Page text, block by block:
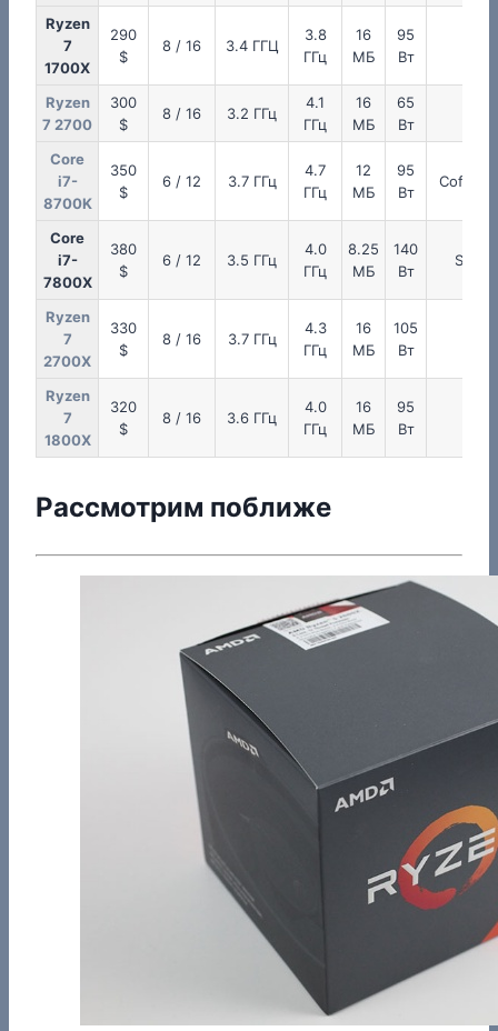
Ryzen
7
1700X
290
$
8 / 16 3.4 ГГЦ
3.8
ГГц
16
МБ
95
Вт
Ryzen
7 2700
300
$
8 / 16 3.2 ГГц
4.1
ГГц
16
МБ
65
Вт
Core
i7-
8700K
350
$
6 / 12 3.7 ГГц
4.7
ГГц
12
МБ
95
Вт
Coffee
Core
i7-
7800X
380
$
6 / 12 3.5 ГГц
4.0
ГГц
8.25
МБ
140
Вт
Ryzen
7
2700X
330
$
8 / 16 3.7 ГГц
4.3
ГГц
16
МБ
105
Вт
Ryzen
7
1800X
320
$
8 / 16 3.6 ГГц
4.0
ГГц
16
МБ
95
Вт
Рассмотрим поближе